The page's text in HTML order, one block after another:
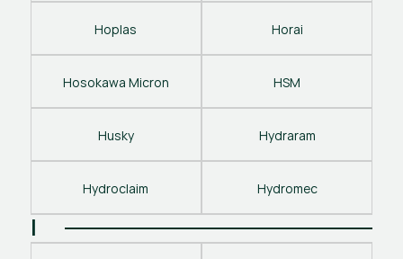
Hoplas Horai
Hosokawa Micron HSM
Husky Hydraram
Hydroclaim Hydromec
I